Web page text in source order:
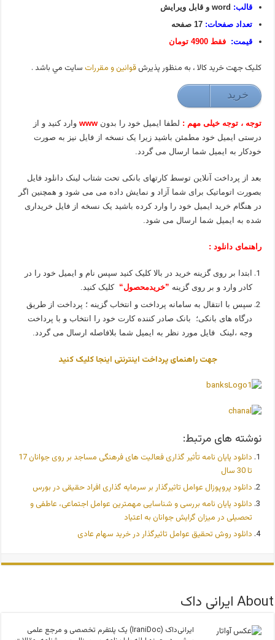
قالب:
تعداد صفحات: 17 صفحه
قیمت:فقط 4900 تومان
کليک جهت خريد کالا ، به منظور پذيرشقوانين و مقررات سايت مي باشد .
49000 تومان خريد
توجه ، توجه خیلی مهم : لطفا ایمیل خود را بدون www وارد کنید و از
درستی ایمیل خود مطمئن باشید زیرا یک نسخه از فایل نیز به صورت
خودکار به ایمیل شما ارسال می گردد.
بعد از پرداخت آنلاین توسط کارتهای بانکی تحت شتاب لینک دانلود فایل
بصورت اتوماتیک برای شما آزاد و نمایش داده می می شود و همچنین اگر
در هنگام خرید ایمیل خود را وارد کرده باشید یک نسخه از فایل خریداری
شده به ایمیل شما ارسال می شود.
راهنمای دانلود :
ابتدا بر روی گزینه خرید در بالا کلیک کنید سپس نام و ایمیل خود را در
کادر وارد و بر روی گزینه ”خریدمحصول“
کلیک کنید.
سپس با انتقال به سامانه پرداخت و انتخاب گزینه ؛ پرداخت از طریق
درگاه های بانکی؛ بانک صادر کننده کارت خود را انتخاب و با پرداخت
وجه ،لینک فایل مورد نظر به ایمیل شما بلافاصله ارسال می گردد.
جهت راهنمای پرداخت اینترنتی اینجا کلیک کنید
نوشته های مرتبط:
دانلود پایان نامه تأثیر گذاری فعالیت های فرهنگی مساجد بر روی جوانان 17
تا 30 سال
دانلود پروپوزال عوامل تاثیرگذار بر سرمایه گذاری افراد حقیقی در بورس
دانلود پایان نامه بررسی و شناسایی مهمترین عوامل اجتماعی، عاطفی و
تحصیلی در میزان گرایش جوانان به اعتیاد
دانلود روش تحقیق عوامل تاثیرگذار در خرید سهام عادی
About ایرانی داک
ایرانی‌داک (IraniDoc) یک پلتفرم تخصصی و مرجع علمی